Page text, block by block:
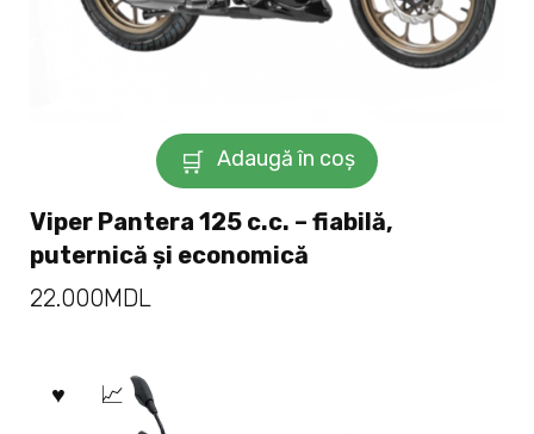
Adaugă în coș
Viper Pantera 125 c.c. – fiabilă,
puternică și economică
22.000MDL